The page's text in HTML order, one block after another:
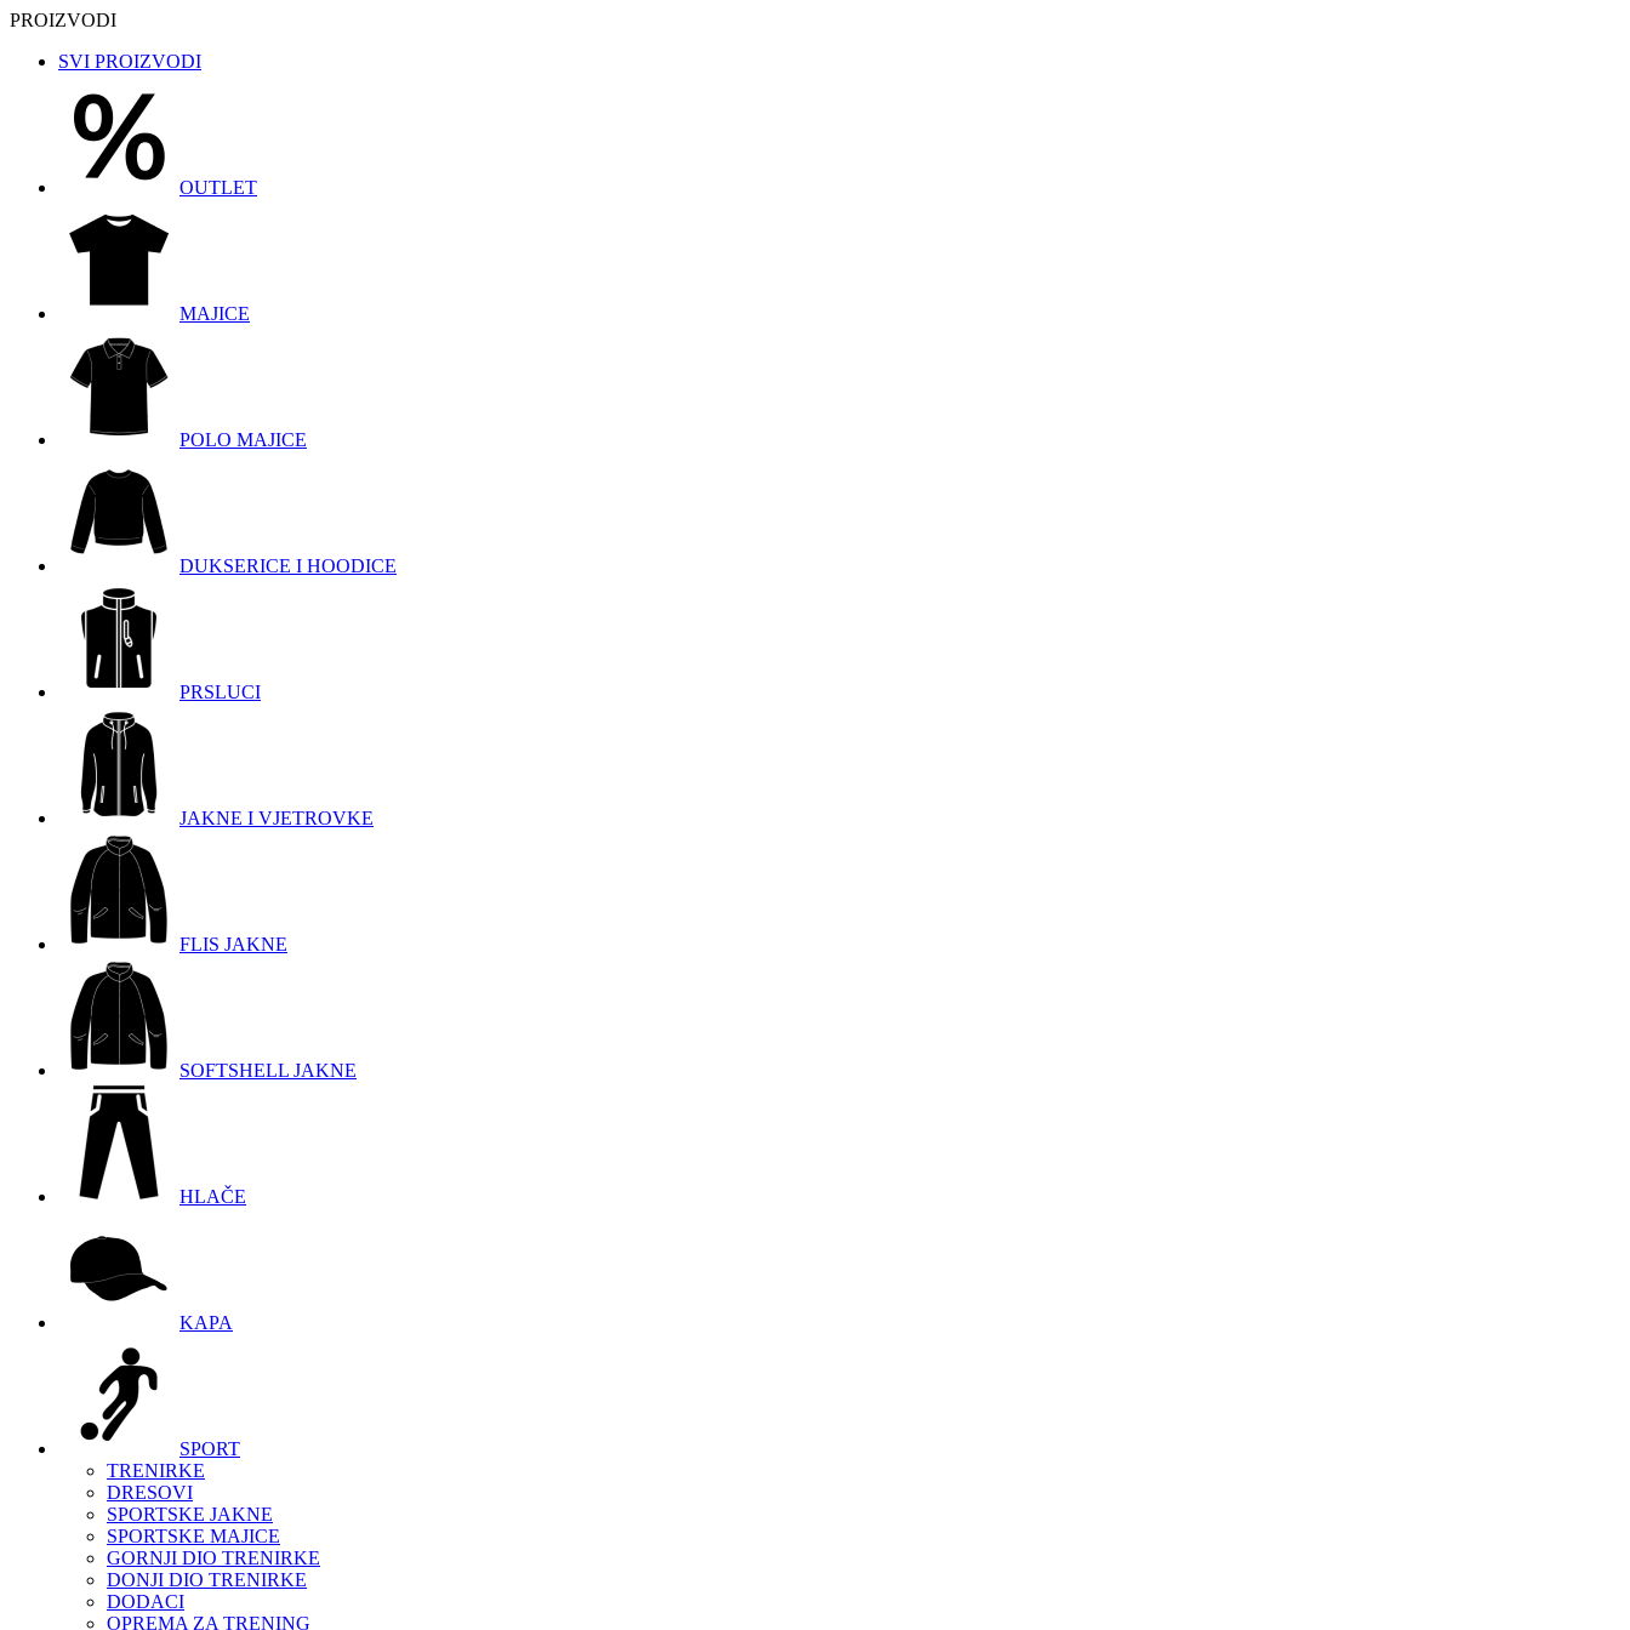
PROIZVODI
SVI PROIZVODI
OUTLET
MAJICE
POLO MAJICE
DUKSERICE I HOODICE
PRSLUCI
JAKNE I VJETROVKE
FLIS JAKNE
SOFTSHELL JAKNE
HLAČE
KAPA
SPORT
TRENIRKE
DRESOVI
SPORTSKE JAKNE
SPORTSKE MAJICE
GORNJI DIO TRENIRKE
DONJI DIO TRENIRKE
DODACI
OPREMA ZA TRENING